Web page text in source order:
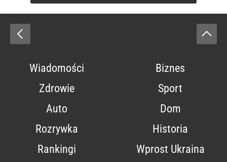
Wiadomości
Biznes
Zdrowie
Sport
Auto
Dom
Rozrywka
Historia
Rankingi
Wprost Ukraina